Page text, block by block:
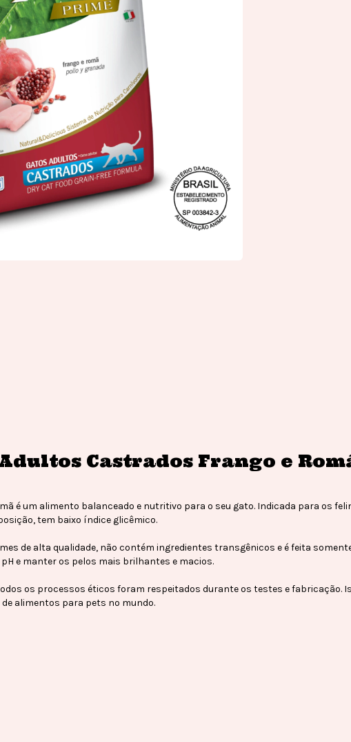
Castrados Frango e
é um alimento balanceado e nutritivo para o seu gato. Indicada para os
tem baixo índice glicêmico.
de alta qualidade, não contém ingredientes transgênicos e é feita
e manter os pelos mais brilhantes e macios.
os processos éticos foram respeitados durante os testes e fabricação.
alimentos para pets no mundo.